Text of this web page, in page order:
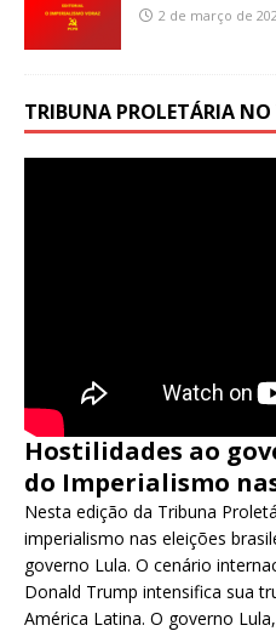
2 de março de
TRIBUNA PROLETÁRIA
Hostilidades ao
do Imperialismo
Nesta edição da Tribuna
imperialismo nas eleições
governo Lula. O cenário
Donald Trump intensifica sua
América Latina. O governo